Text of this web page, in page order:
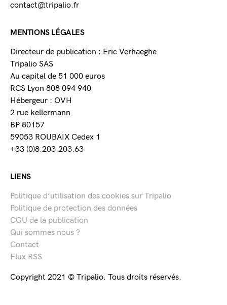
contact@tripalio.fr
MENTIONS LÉGALES
Directeur de publication : Eric Verhaeghe
Tripalio SAS
Au capital de 51 000 euros
RCS Lyon 808 094 940
Hébergeur : OVH
2 rue kellermann
BP 80157
59053 ROUBAIX Cedex 1
+33 (0)8.203.203.63
LIENS
Politique d’utilisation des cookies sur Tripalio
Politique de protection des données
CGU de la publication
Qui sommes nous ?
Contact
Flux RSS
Copyright 2021 © Tripalio. Tous droits réservés.